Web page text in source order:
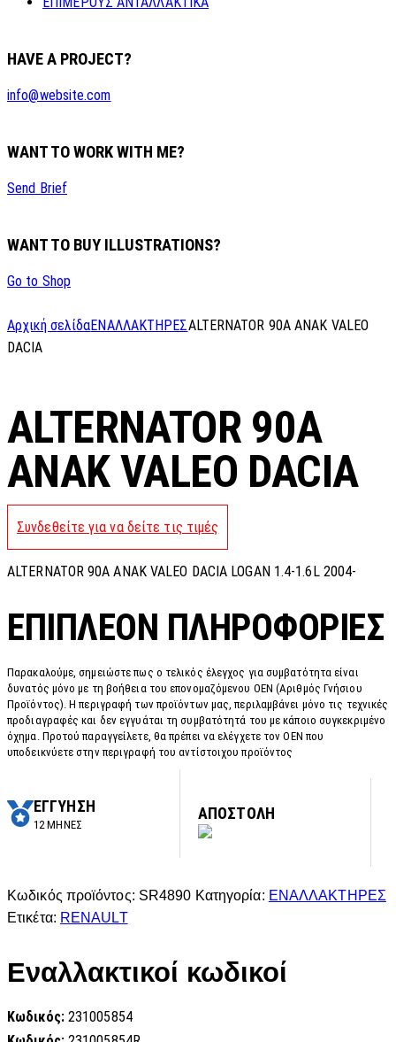
HAVE A PROJECT?
info@website.com
WANT TO WORK WITH ME?
Send Brief
WANT TO BUY ILLUSTRATIONS?
Go to Shop
Αρχική σελίδαΕΝΑΛΛΑΚΤΗΡΕΣALTERNATOR 90A ANAK VALEO
DACIA
ALTERNATOR 90A
ANAK VALEO DACIA
Συνδεθείτε για να δείτε τις τιμές
ALTERNATOR 90A ANAK VALEO DACIA LOGAN 1.4-1.6L 2004-
ΕΠΙΠΛΈΟΝ ΠΛΗΡΟΦΟΡΊΕΣ
Παρακαλούμε, σημειώστε πως ο τελικός έλεγχος για συμβατότητα είναι
δυνατός μόνο με τη βοήθεια του επονομαζόμενου OEN (Αριθμός Γνήσιου
Προϊόντος). Η περιγραφή των προϊόντων μας, περιλαμβάνει μόνο τις τεχνικές
προδιαγραφές και δεν εγγυάται τη συμβατότητά του με κάποιο συγκεκριμένο
όχημα. Προτού παραγγείλετε, θα πρέπει να ελέγχετε τον OEN που
υποδεικνύετε στην περιγραφή του αντίστοιχου προϊόντος
ΕΓΓΥΗΣΗ
12 ΜΗΝΕΣ
ΑΠΟΣΤΟΛΗ
Κωδικός προϊόντος: SR4890 Κατηγορία: ΕΝΑΛΛΑΚΤΗΡΕΣ
Ετικέτα: RENAULT
Εναλλακτικοί κωδικοί
Κωδικός: 231005854